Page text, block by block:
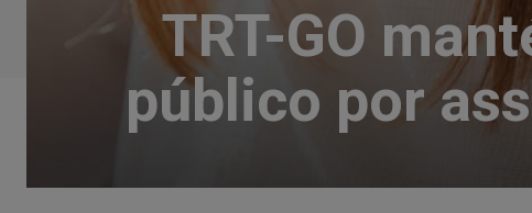
TRT-GO
público por